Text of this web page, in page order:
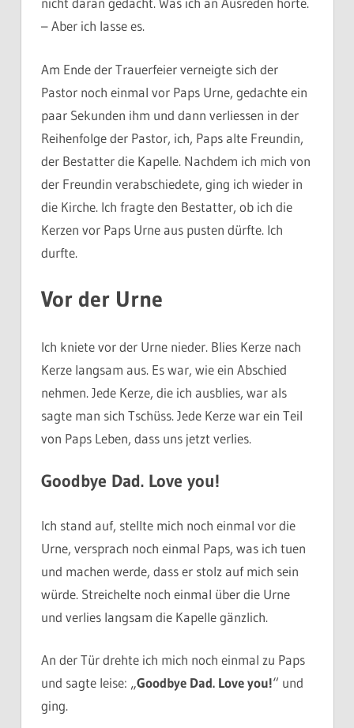
– Aber ich lasse es.
Am Ende der Trauerfeier verneigte sich der
Pastor noch einmal vor Paps Urne, gedachte ein
paar Sekunden ihm und dann verliessen in der
Reihenfolge der Pastor, ich, Paps alte Freundin,
der Bestatter die Kapelle. Nachdem ich mich von
der Freundin verabschiedete, ging ich wieder in
die Kirche. Ich fragte den Bestatter, ob ich die
Kerzen vor Paps Urne aus pusten dürfte. Ich
durfte.
Vor der Urne
Ich kniete vor der Urne nieder. Blies Kerze nach
Kerze langsam aus. Es war, wie ein Abschied
nehmen. Jede Kerze, die ich ausblies, war als
sagte man sich Tschüss. Jede Kerze war ein Teil
von Paps Leben, dass uns jetzt verlies.
Goodbye Dad. Love you!
Ich stand auf, stellte mich noch einmal vor die
Urne, versprach noch einmal Paps, was ich tuen
und machen werde, dass er stolz auf mich sein
würde. Streichelte noch einmal über die Urne
und verlies langsam die Kapelle gänzlich.
An der Tür drehte ich mich noch einmal zu Paps
und sagte leise: „Goodbye Dad. Love you!“ und
ging.